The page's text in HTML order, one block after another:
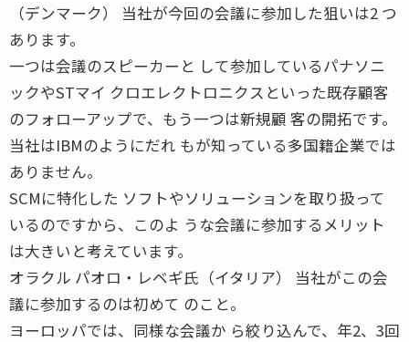
（デンマーク） 当社が今回の会議に参加した狙いは2 つ
あります。
一つは会議のスピーカーと して参加しているパナソニ
ックやSTマイ クロエレクトロニクスといった既存顧客
のフォローアップで、もう一つは新規顧 客の開拓です。
当社はIBMのようにだれ もが知っている多国籍企業では
ありません。
SCMに特化した ソフトやソリューションを取り扱って
いるのですから、このよ うな会議に参加するメリット
は大きいと考えています。
オラクル パオロ・レベギ氏（イタリア） 当社がこの会
議に参加するのは初めて のこと。
ヨーロッパでは、同様な会議か ら絞り込んで、年2、3回